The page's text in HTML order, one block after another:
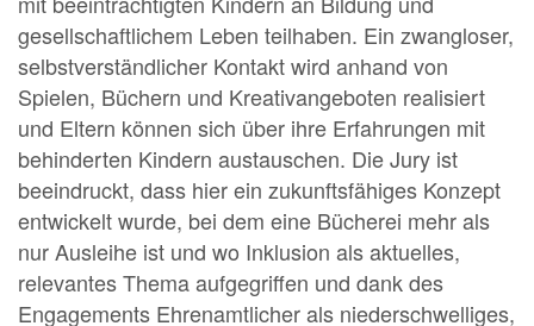
gesellschaftlichem Leben teilhaben. Ein zwangloser,
selbstverständlicher Kontakt wird anhand von
Spielen, Büchern und Kreativangeboten realisiert
und Eltern können sich über ihre Erfahrungen mit
behinderten Kindern austauschen. Die Jury ist
beeindruckt, dass hier ein zukunftsfähiges Konzept
entwickelt wurde, bei dem eine Bücherei mehr als
nur Ausleihe ist und wo Inklusion als aktuelles,
relevantes Thema aufgegriffen und dank des
Engagements Ehrenamtlicher als niederschwelliges,